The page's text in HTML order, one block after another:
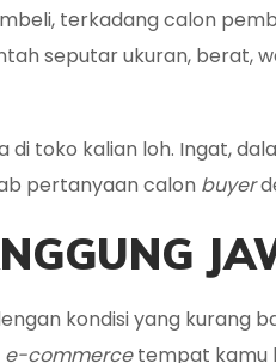
terkadang calon
seputar ukuran, berat,
toko kalian loh. Ingat,
pertanyaan calon buyer
kondisi yang kurang
e-commercetempat kamu